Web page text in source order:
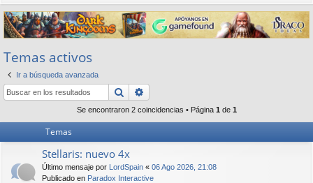
es
rá
pi
do
s
fic
ar
ra
rs
s
c
Temas activos
Ir a búsqueda avanzada
Buscar
Se encontraron 2 coincidencias • Página 1 de 1
Temas
Stellaris: nuevo 4x
Último mensaje por LordSpain « 06 Ago 2026, 21:08
Publicado en Paradox Interactive